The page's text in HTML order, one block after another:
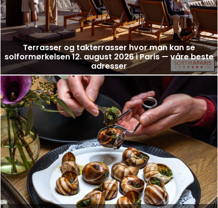
Terrasser og takterrasser hvor man kan se
solformørkelsen 12. august 2026 i Paris — våre beste
adresser